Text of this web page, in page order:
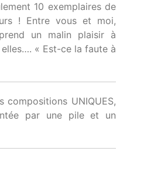
10 exemplaires de
! Entre vous et moi,
un malin plaisir à
« Est-ce la faute à
compositions UNIQUES,
par une pile et un